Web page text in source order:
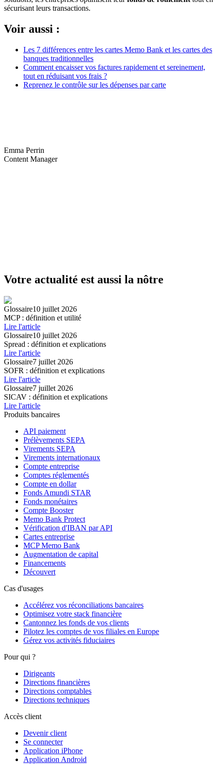
sécurisant leurs transactions.
Voir aussi :
Les 7 différences entre les cartes Memo Bank et les cartes des
banques traditionnelles
Comment encaisser vos factures rapidement et sereinement,
tout en réduisant vos frais ?
Reprenez le contrôle sur les dépenses par carte
Emma Perrin
Content Manager
Votre actualité est aussi la nôtre
Glossaire10 juillet 2026
MCP : définition et utilité
Lire l'article
Glossaire10 juillet 2026
Spread : définition et explications
Lire l'article
Glossaire7 juillet 2026
SOFR : définition et explications
Lire l'article
Glossaire7 juillet 2026
SICAV : définition et explications
Lire l'article
Produits bancaires
API paiement
Prélèvements SEPA
Virements SEPA
Virements internationaux
Compte entreprise
Comptes réglementés
Compte en dollar
Fonds Amundi STAR
Fonds monétaires
Compte Booster
Memo Bank Protect
Vérification d'IBAN par API
Cartes entreprise
MCP Memo Bank
Augmentation de capital
Financements
Découvert
Cas d'usages
Accélérez vos réconciliations bancaires
Optimisez votre stack financière
Cantonnez les fonds de vos clients
Pilotez les comptes de vos filiales en Europe
Gérez vos activités fiduciaires
Pour qui ?
Dirigeants
Directions financières
Directions comptables
Directions techniques
Accès client
Devenir client
Se connecter
Application iPhone
Application Android